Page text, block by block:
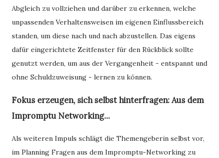
Abgleich zu vollziehen und darüber zu erkennen, welche
unpassenden Verhaltensweisen im eigenen Einflussbereich
standen, um diese nach und nach abzustellen. Das eigens
dafür eingerichtete Zeitfenster für den Rückblick sollte
genutzt werden, um aus der Vergangenheit - entspannt und
ohne Schuldzuweisung - lernen zu können.
Fokus erzeugen, sich selbst hinterfragen: Aus dem
Impromptu Networking...
Als weiteren Impuls schlägt die Themengeberin selbst vor,
im Planning Fragen aus dem Impromptu-Networking zu